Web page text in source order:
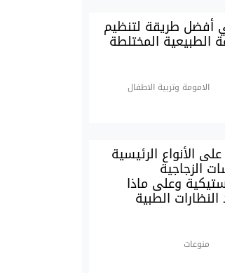
أفضل طريقة لتنظيم
الطبيعية المختلطة
الامومة وتربية الاطفال
الأنواع الرئيسية
الزجاجية
وعلى ماذا
الطبية
منوعات